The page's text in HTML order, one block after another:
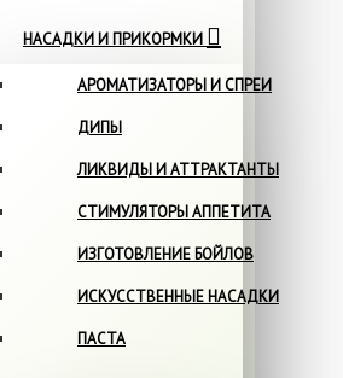
НАСАДКИ И ПРИКОРМКИ
АРОМАТИЗАТОРЫ И СПРЕИ
ДИПЫ
ЛИКВИДЫ И АТТРАКТАНТЫ
СТИМУЛЯТОРЫ АППЕТИТА
ИЗГОТОВЛЕНИЕ БОЙЛОВ
ИСКУССТВЕННЫЕ НАСАДКИ
ПАСТА